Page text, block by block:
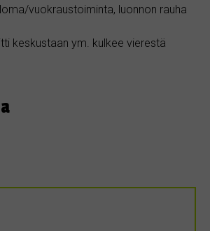
vuokraustoiminta, luonnon rauha
keskustaan ym. kulkee vierestä